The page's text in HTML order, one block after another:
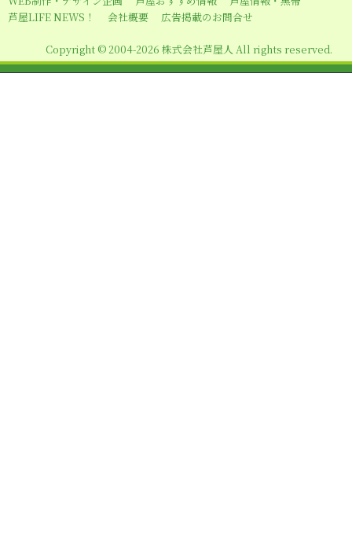
シ
ン
芦屋LIFE NEWS！
会社概要 広告掲載のお問合せ
Copyright © 2004-2026 株式会社芦屋人 All rights reserved.